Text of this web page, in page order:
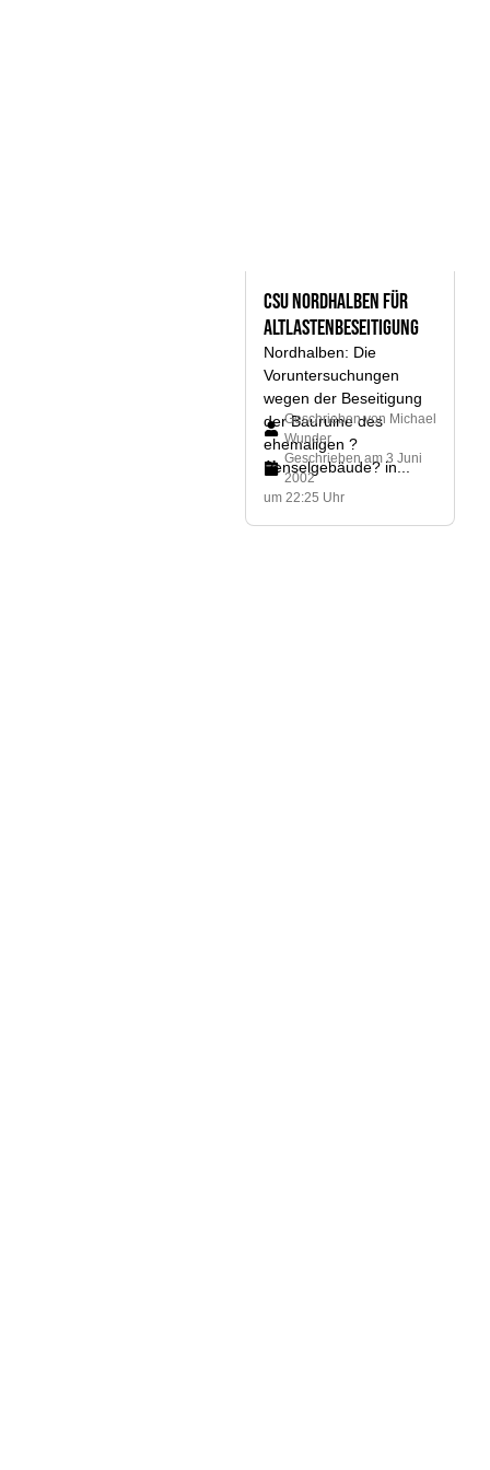
CSU Nordhalben für
Altlastenbeseitigung
Nordhalben: Die
Voruntersuchungen
wegen der Beseitigung
der Bauruine des
ehemaligen ?
Penselgebäude? in...
Geschrieben von Michael
Wunder
Geschrieben am 3 Juni
2002
um 22:25 Uhr